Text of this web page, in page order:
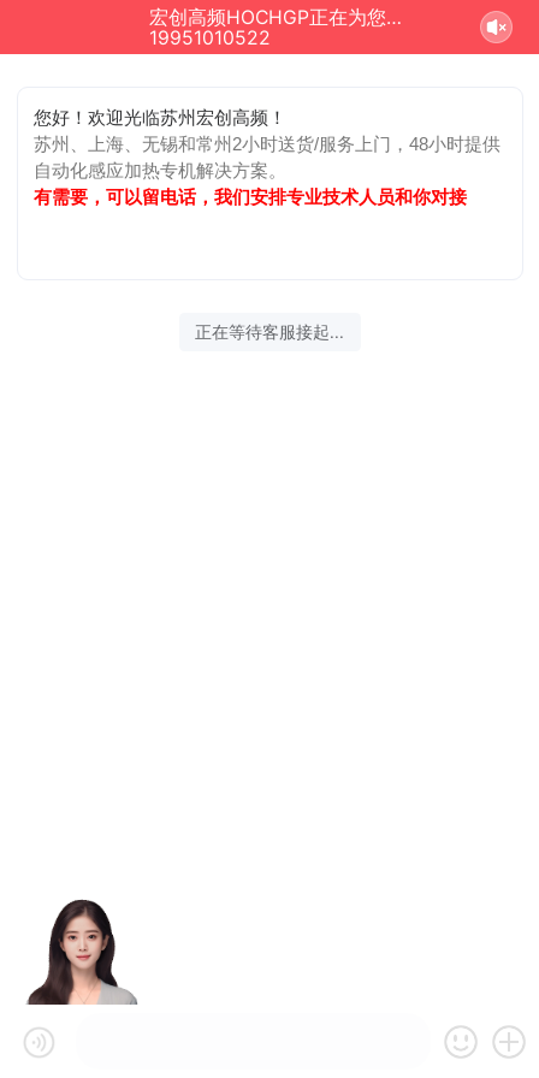
宏创高频HOCHGP正在为您服务
19951010522
您好！欢迎光临苏州宏创高频！
苏州、上海、无锡和常州2小时送货/服务上门，48小时提供
自动化感应加热专机解决方案。
有需要，可以留电话，我们安排专业技术人员和你对接
正在等待客服接起...